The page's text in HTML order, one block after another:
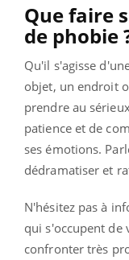
Que faire
de phobie
Qu'il s'agisse
objet, un endroit
prendre au
patience et de
ses émotions.
dédramatiser et
N'hésitez pas à
qui s'occupent de
confronter très